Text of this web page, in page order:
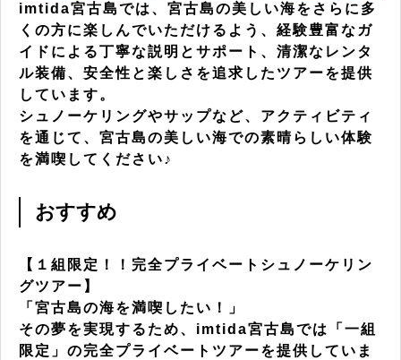
imtida宮古島では、宮古島の美しい海をさらに多
くの方に楽しんでいただけるよう、経験豊富なガ
イドによる丁寧な説明とサポート、清潔なレンタ
ル装備、安全性と楽しさを追求したツアーを提供
しています。
シュノーケリングやサップなど、アクティビティ
を通じて、宮古島の美しい海での素晴らしい体験
を満喫してください♪
おすすめ
【１組限定！！完全プライベートシュノーケリン
グツアー】
「宮古島の海を満喫したい！」
その夢を実現するため、imtida宮古島では「一組
限定」の完全プライベートツアーを提供していま